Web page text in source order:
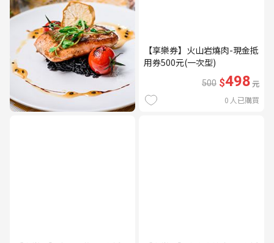
【享樂券】火山岩燒肉-現金抵
用券500元(一次型)
500 $498元
0 人已購買